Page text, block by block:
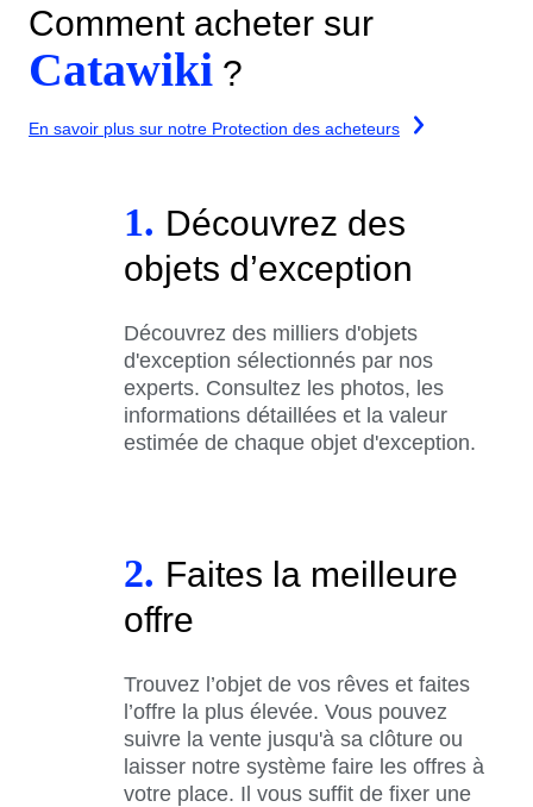
Comment acheter sur
Catawiki ?
En savoir plus sur notre Protection des acheteurs
1. Découvrez des
objets d’exception
Découvrez des milliers d'objets
d'exception sélectionnés par nos
experts. Consultez les photos, les
informations détaillées et la valeur
estimée de chaque objet d'exception.
2. Faites la meilleure
offre
Trouvez l’objet de vos rêves et faites
l’offre la plus élevée. Vous pouvez
suivre la vente jusqu'à sa clôture ou
laisser notre système faire les offres à
votre place. Il vous suffit de fixer une